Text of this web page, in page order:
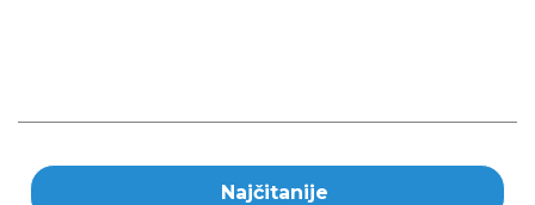
Najčitanije